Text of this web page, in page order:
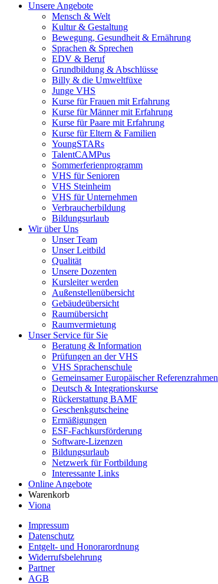
Unsere Angebote
Mensch & Welt
Kultur & Gestaltung
Bewegung, Gesundheit & Ernährung
Sprachen & Sprechen
EDV & Beruf
Grundbildung & Abschlüsse
Billy & die Umweltfüxe
Junge VHS
Kurse für Frauen mit Erfahrung
Kurse für Männer mit Erfahrung
Kurse für Paare mit Erfahrung
Kurse für Eltern & Familien
YoungSTARs
TalentCAMPus
Sommerferienprogramm
VHS für Senioren
VHS Steinheim
VHS für Unternehmen
Verbraucherbildung
Bildungsurlaub
Wir über Uns
Unser Team
Unser Leitbild
Qualität
Unsere Dozenten
Kursleiter werden
Außenstellenübersicht
Gebäudeübersicht
Raumübersicht
Raumvermietung
Unser Service für Sie
Beratung & Information
Prüfungen an der VHS
VHS Sprachenschule
Gemeinsamer Europäischer Referenzrahmen
Deutsch & Integrationskurse
Rückerstattung BAMF
Geschenkgutscheine
Ermäßigungen
ESF-Fachkursförderung
Software-Lizenzen
Bildungsurlaub
Netzwerk für Fortbildung
Interessante Links
Online Angebote
Warenkorb
Viona
Impressum
Datenschutz
Entgelt- und Honorarordnung
Widerrufsbelehrung
Partner
AGB